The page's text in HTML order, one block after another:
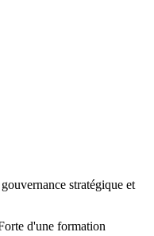
stratégique et
d'une formation